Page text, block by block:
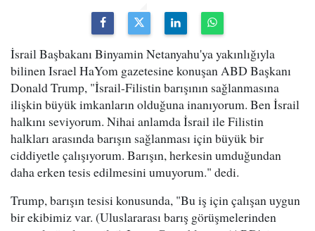
İsrail Başbakanı Binyamin Netanyahu'ya yakınlığıyla
bilinen Israel HaYom gazetesine konuşan ABD Başkanı
Donald Trump, "İsrail-Filistin barışının sağlanmasına
ilişkin büyük imkanların olduğuna inanıyorum. Ben İsrail
halkını seviyorum. Nihai anlamda İsrail ile Filistin
halkları arasında barışın sağlanması için büyük bir
ciddiyetle çalışıyorum. Barışın, herkesin umduğundan
daha erken tesis edilmesini umuyorum." dedi.
Trump, barışın tesisi konusunda, "Bu iş için çalışan uygun
bir ekibimiz var. (Uluslararası barış görüşmelerinden